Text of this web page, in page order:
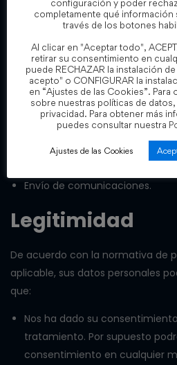
También recogemos de forma
visita a nuestro sitio web según
de cookies. Siempre que
le informaremos con claridad de
recogemos y con qué fin. En
tratamos sus datos personales
Proporcionar información,
información relevante y
Envío de comunicaciones.
Legitimidad
De acuerdo con la normativa de
aplicable, sus datos personales
que:
Nos ha dado su
tratamiento. Por supuesto
consentimiento en cualquier
configuración y poder
completamente qué información
través de los botones
Al clicar en "Aceptar todo",
retirar su consentimiento en
puede RECHAZAR la instalación
acepto" o CONFIGURAR la
en “Ajustes de las Cookies”.
sobre nuestras políticas de
privacidad. Para obtener más
puedes consultar nuestra
Ajustes de las Cookies